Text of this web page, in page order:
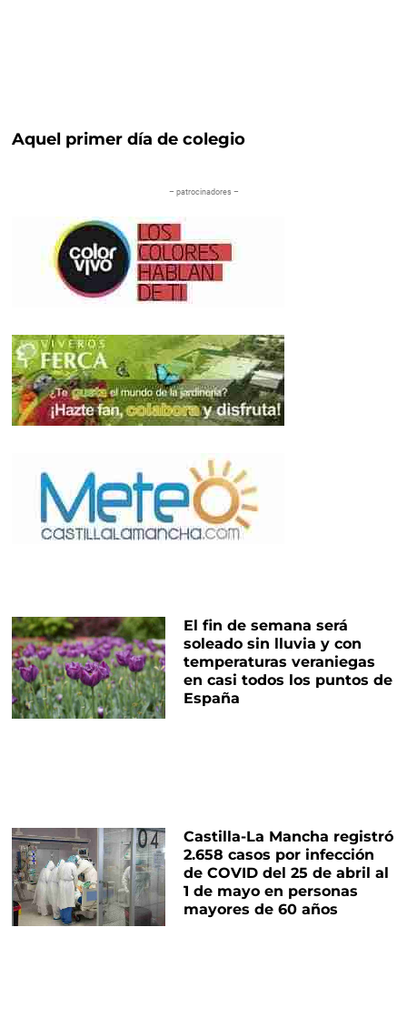
Aquel primer día de colegio
– patrocinadores –
El fin de semana será
soleado sin lluvia y con
temperaturas veraniegas
en casi todos los puntos de
España
Castilla-La Mancha registró
2.658 casos por infección
de COVID del 25 de abril al
1 de mayo en personas
mayores de 60 años